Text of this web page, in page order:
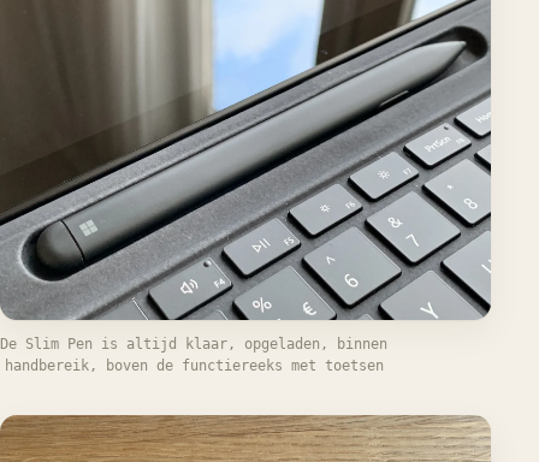
De Slim Pen is altijd klaar, opgeladen, binnen
handbereik, boven de functiereeks met toetsen